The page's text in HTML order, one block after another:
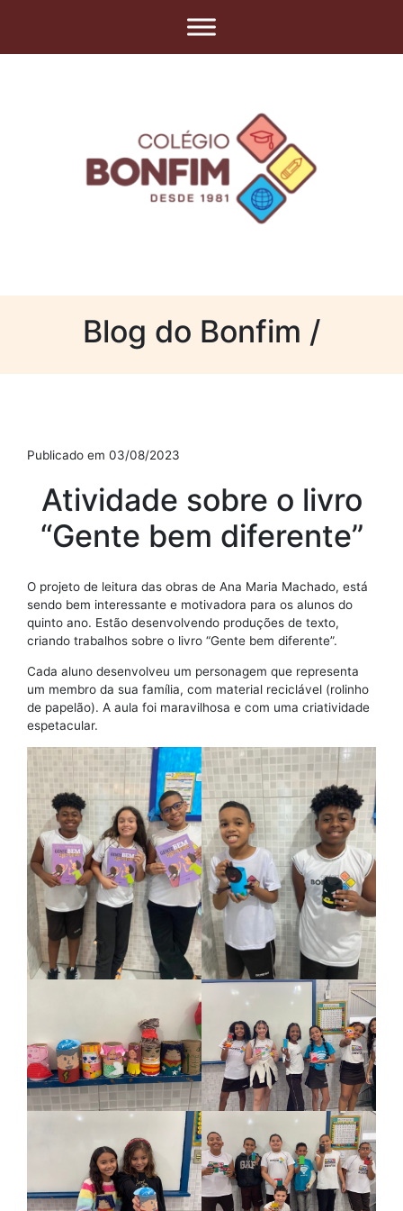
Blog do Bonfim /
Publicado em 03/08/2023
Atividade sobre o livro
“Gente bem diferente”
O projeto de leitura das obras de Ana Maria Machado, está
sendo bem interessante e motivadora para os alunos do
quinto ano. Estão desenvolvendo produções de texto,
criando trabalhos sobre o livro “Gente bem diferente”.
Cada aluno desenvolveu um personagem que representa
um membro da sua família, com material reciclável (rolinho
de papelão). A aula foi maravilhosa e com uma criatividade
espetacular.